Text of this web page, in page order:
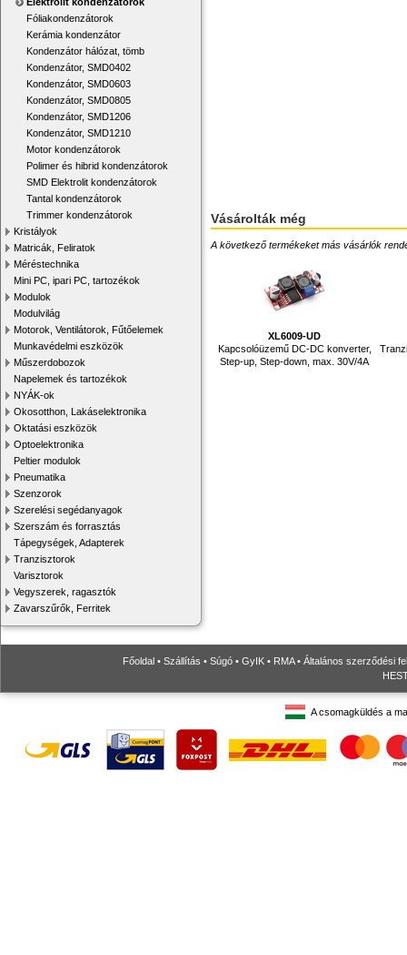
Fóliakondenzátorok
Kerámia kondenzátor
Kondenzátor hálózat, tömb
Kondenzátor, SMD0402
Kondenzátor, SMD0603
Kondenzátor, SMD0805
Kondenzátor, SMD1206
Kondenzátor, SMD1210
Motor kondenzátorok
Polimer és hibrid kondenzátorok
SMD Elektrolit kondenzátorok
Tantal kondenzátorok
Trimmer kondenzátorok
Kristályok
Matricák, Feliratok
Méréstechnika
Mini PC, ipari PC, tartozékok
Modulok
Modulvilág
Motorok, Ventilátorok, Fűtőelemek
Munkavédelmi eszközök
Műszerdobozok
Napelemek és tartozékok
NYÁK-ok
Okosotthon, Lakáselektronika
Oktatási eszközök
Optoelektronika
Peltier modulok
Pneumatika
Szenzorok
Szerelési segédanyagok
Szerszám és forrasztás
Tápegységek, Adapterek
Tranzisztorok
Varisztorok
Vegyszerek, ragasztók
Zavarszűrők, Ferritek
Vásárolták még
A következő termékeket más vásárlók
XL6009-UD
Kapcsolóüzemű DC-DC konverter,
Step-up, Step-down, max. 30V/4A
Főoldal • Szállítás • Súgó • GyIK • RMA• Általános szerződési
A csomagküldés a